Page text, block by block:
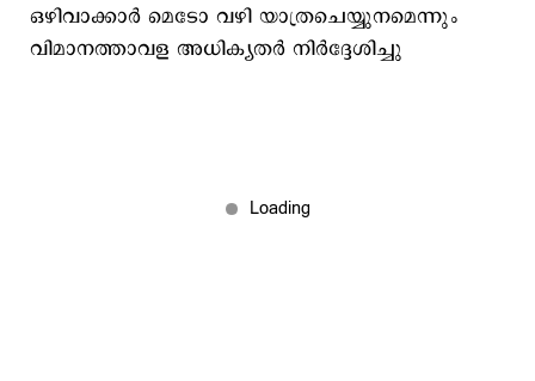
ഒഴിവാക്കാർ മെടോ വഴി യാത്രചെയ്യുനമെന്നും
വിമാനത്താവള അധിക്യതർ നിർദ്ദേശിച്ചു